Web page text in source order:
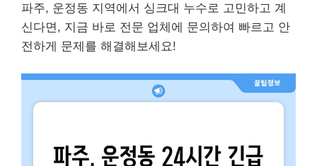
파주, 운정동 지역에서 싱크대 누수로 고민하고 계
신다면, 지금 바로 전문 업체에 문의하여 빠르고 안
전하게 문제를 해결해보세요!